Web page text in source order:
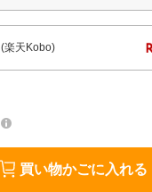
(楽天Kobo)
買い物かごに入れる